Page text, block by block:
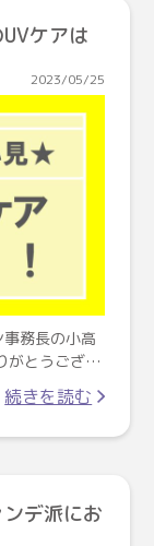
ケアは
2023/05/25
務長の小高
がとうござ…
続きを読む
デ派にお